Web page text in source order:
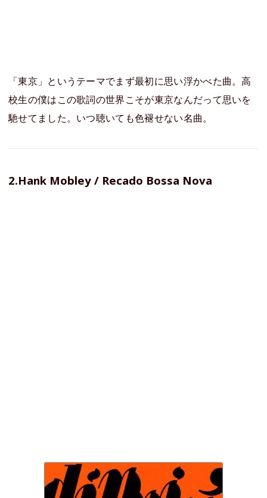
「東京」というテーマでまず最初に思い浮かべた曲。高
校生の僕はこの歌詞の世界こそが東京なんだって思いを
馳せてました。いつ聴いても色褪せない名曲。
2.Hank Mobley / Recado Bossa Nova